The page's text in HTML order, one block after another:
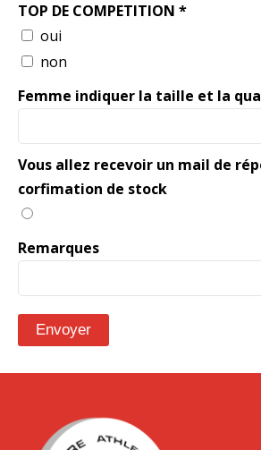
TOP DE COMPETITION *
oui
non
Femme indiquer la taille et la
Vous allez recevoir un mail de
corfimation de stock
Remarques